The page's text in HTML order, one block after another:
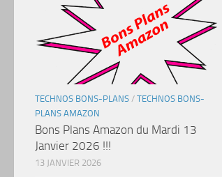
TECHNOS BONS-PLANS / TECHNOS BONS-
PLANS AMAZON
Bons Plans Amazon du Mardi 13
Janvier 2026 !!!
13 JANVIER 2026